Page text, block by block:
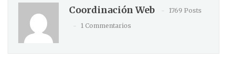
Coordinación Web
1769 Posts
1 Commentarios